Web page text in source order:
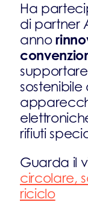
Ha
di partner
anno
sostenibile
rifiuti
Guarda il
circolare,
riciclo